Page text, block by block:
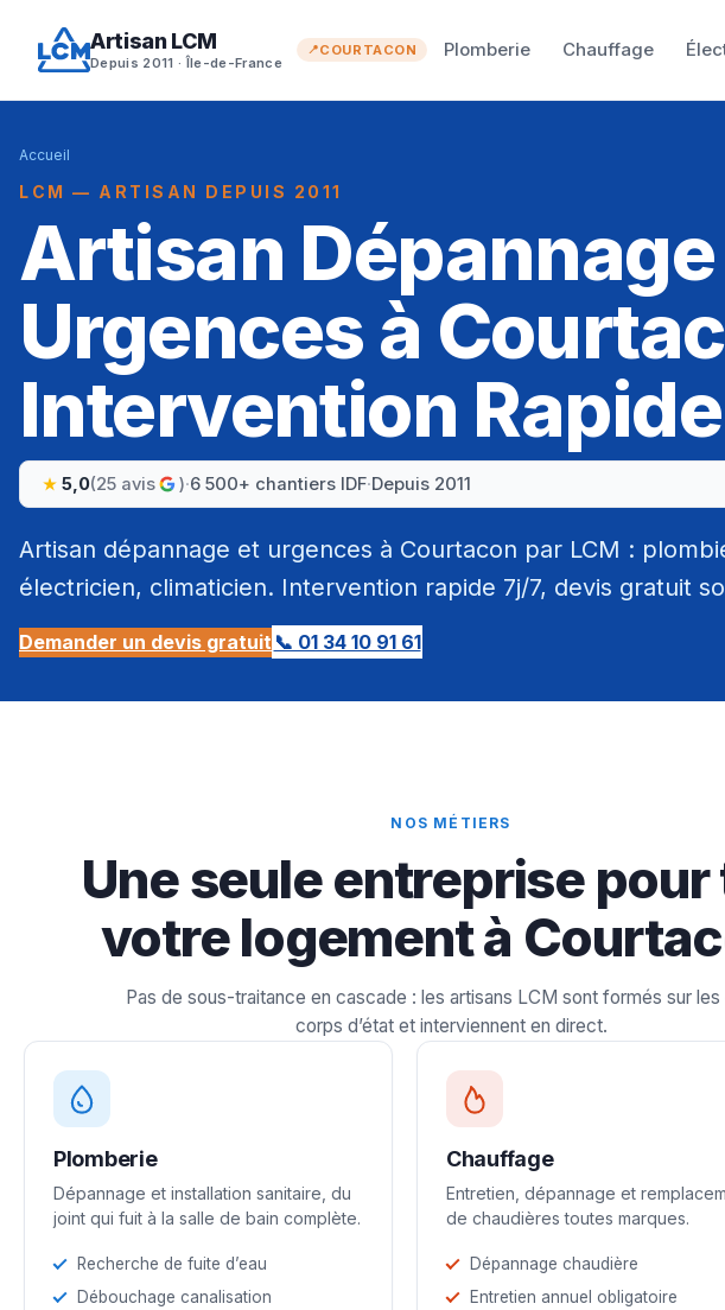
Artisan LCM
Depuis 2011 · Île-de-France
COURTACON Plomberie Chauffage
Accueil
LCM — ARTISAN DEPUIS 2011
Artisan Dépannage
Urgences à
Intervention
5,0(25 avis )·6 500+ chantiers IDF·Depuis 2011
Artisan dépannage et urgences à Courtacon par LCM :
électricien, climaticien. Intervention rapide 7j/7, devis gratuit
Demander un devis gratuit 📞 01 34 10 91 61
NOS MÉTIERS
Une seule entreprise
votre logement à
Pas de sous-traitance en cascade : les artisans LCM sont formés sur les
corps d’état et interviennent en direct.
Plomberie
Dépannage et installation sanitaire, du
joint qui fuit à la salle de bain complète.
Recherche de fuite d’eau
Débouchage canalisation
Chauffage
Entretien, dépannage et
de chaudières toutes marques.
Dépannage chaudière
Entretien annuel obligatoire